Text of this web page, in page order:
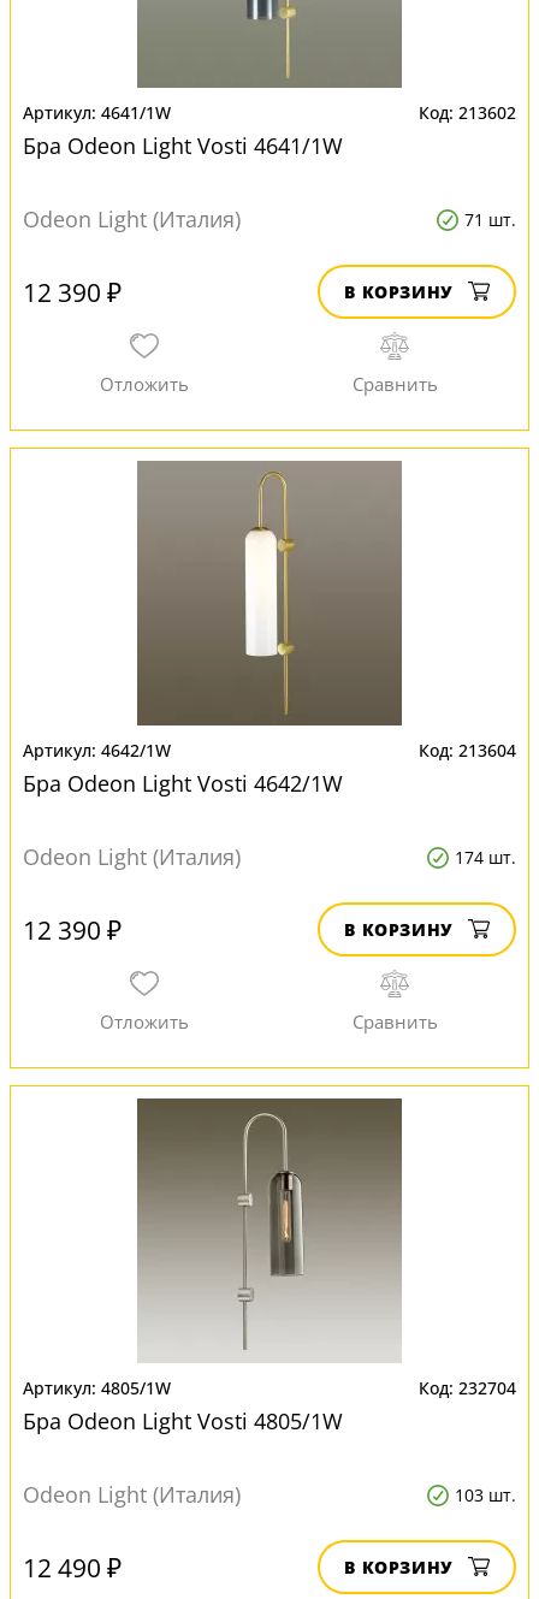
4641/1W 213602
Бра Odeon Light Vosti 4641/1W
Odeon Light (Италия) 71 шт.
12 390 ₽ В КОРЗИНУ
4642/1W 213604
Бра Odeon Light Vosti 4642/1W
Odeon Light (Италия) 174 шт.
12 390 ₽ В КОРЗИНУ
4805/1W 232704
Бра Odeon Light Vosti 4805/1W
Odeon Light (Италия) 103 шт.
12 490 ₽ В КОРЗИНУ